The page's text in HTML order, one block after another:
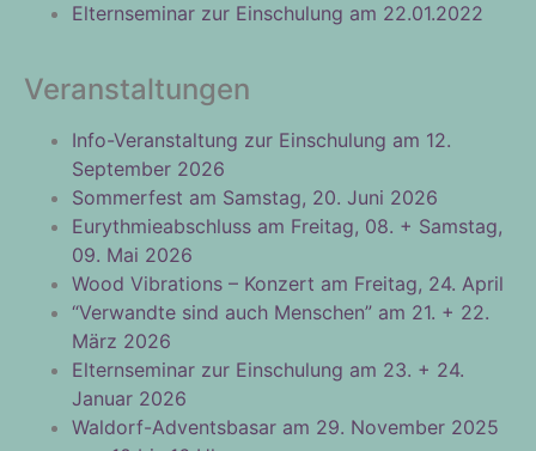
Elternseminar zur Einschulung am 22.01.2022
Veranstaltungen
Info-Veranstaltung zur Einschulung am 12.
September 2026
Sommerfest am Samstag, 20. Juni 2026
Eurythmieabschluss am Freitag, 08. + Samstag,
09. Mai 2026
Wood Vibrations – Konzert am Freitag, 24. April
“Verwandte sind auch Menschen” am 21. + 22.
März 2026
Elternseminar zur Einschulung am 23. + 24.
Januar 2026
Waldorf-Adventsbasar am 29. November 2025